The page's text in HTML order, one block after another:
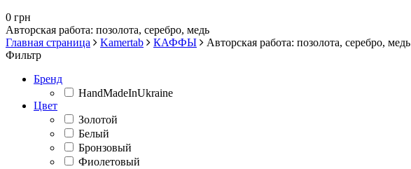
0 грн
Авторская работа: позолота, серебро, медь
Главная страница
Kamertab КАФФЫ
Авторская работа: позолота, серебро, медь
Фильтр
Бренд
HandMadeInUkraine
Цвет
Золотой
Белый
Бронзовый
Фиолетовый